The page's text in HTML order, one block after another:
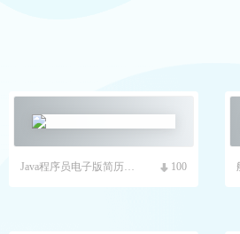
Java程序员电子版简历模板 100